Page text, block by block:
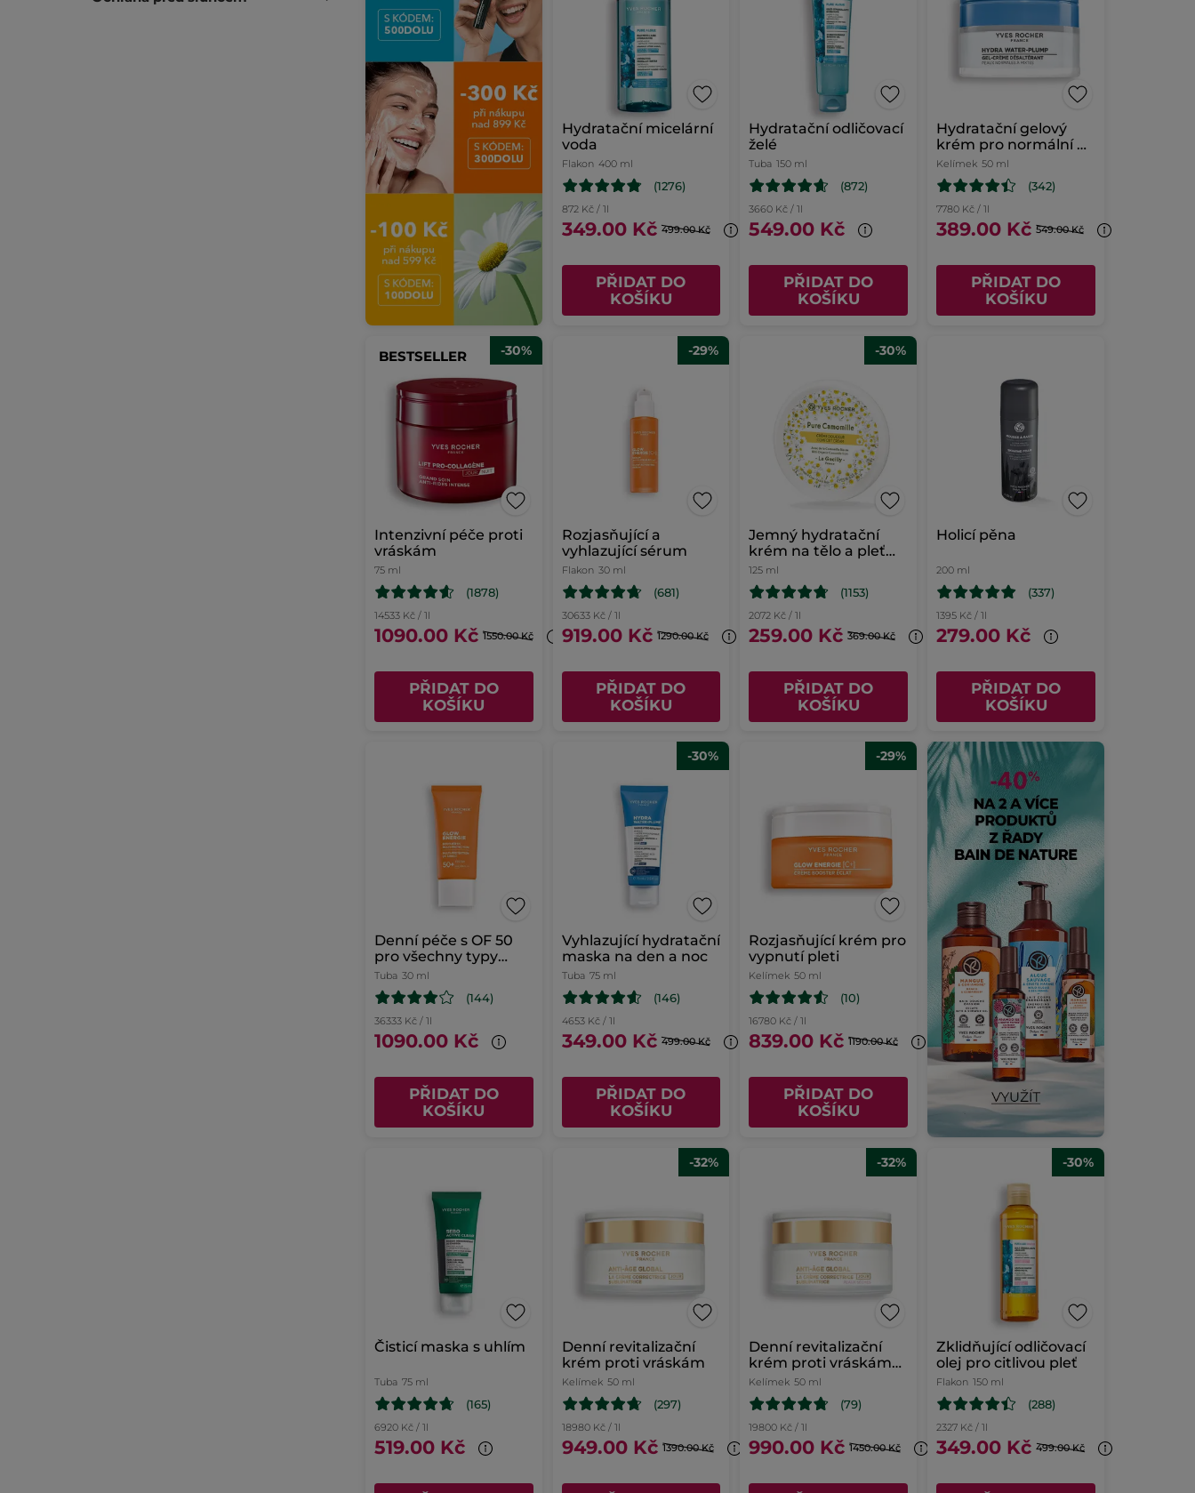
Hydratační micelární
voda
Flakon 400 ml
(1276)
872 Kč / 1l
349.00 Kč 499.00 Kč
PŘIDAT DO
KOŠÍKU
Hydratační odličovací
želé
Tuba 150 ml
(872)
3660 Kč / 1l
549.00 Kč
PŘIDAT DO
KOŠÍKU
Hydratační gelový
krém pro normální až
smíšenou pleť
Kelímek 50 ml
(342)
7780 Kč / 1l
389.00 Kč 549.00 Kč
PŘIDAT DO
KOŠÍKU
BESTSELLER -30%
Intenzivní péče proti
vráskám
75 ml
(1878)
14533 Kč / 1l
1090.00 Kč 1550.00 Kč
PŘIDAT DO
KOŠÍKU
-29%
Rozjasňující a
vyhlazující sérum
Flakon 30 ml
(681)
30633 Kč / 1l
919.00 Kč 1290.00 Kč
PŘIDAT DO
KOŠÍKU
-30%
Jemný hydratační
krém na tělo a pleť
Pure Camomille
125 ml
(1153)
2072 Kč / 1l
259.00 Kč 369.00 Kč
PŘIDAT DO
KOŠÍKU
Holicí pěna
200 ml
(337)
1395 Kč / 1l
279.00 Kč
PŘIDAT DO
KOŠÍKU
Denní péče s OF 50
pro všechny typy
pleti
Tuba 30 ml
(144)
36333 Kč / 1l
1090.00 Kč
PŘIDAT DO
KOŠÍKU
-30%
Vyhlazující hydratační
maska na den a noc
Tuba 75 ml
(146)
4653 Kč / 1l
349.00 Kč 499.00 Kč
PŘIDAT DO
KOŠÍKU
-29%
Rozjasňující krém pro
vypnutí pleti
Kelímek 50 ml
(10)
16780 Kč / 1l
839.00 Kč 1190.00 Kč
PŘIDAT DO
KOŠÍKU
Čisticí maska s uhlím
Tuba 75 ml
(165)
6920 Kč / 1l
519.00 Kč
-32%
Denní revitalizační
krém proti vráskám
Kelímek 50 ml
(297)
18980 Kč / 1l
949.00 Kč 1390.00 Kč
-32%
Denní revitalizační
krém proti vráskám
na suchou pleť
Kelímek 50 ml
(79)
19800 Kč / 1l
990.00 Kč 1450.00 Kč
-30%
Zklidňující odličovací
olej pro citlivou pleť
Flakon 150 ml
(288)
2327 Kč / 1l
349.00 Kč 499.00 Kč